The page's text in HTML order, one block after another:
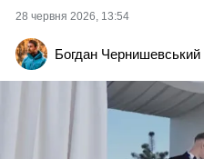
2
28 червня 2026, 13:54
Богдан Чернишевський